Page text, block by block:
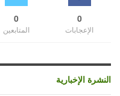
0
الإعجابات
0
المتابعين
النشرة الإخبارية